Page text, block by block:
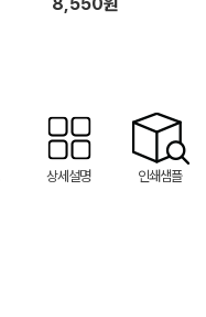
상세설명 인쇄샘플